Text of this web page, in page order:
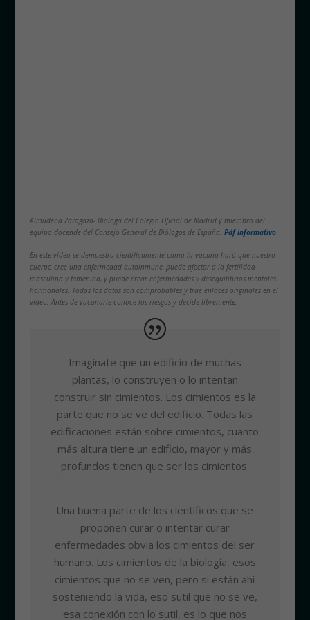
Almudena Zaragoza- Biologa del Colegio Oficial de Madrid y miembro del
equipo docende del Consejo General de Biólogos de España. Pdf informativo
En este vídeo se demuestra cientificamente como la vacuna hará que nuestro
cuerpo cree una enfermedad autoinmune, puede afectar a la fertilidad
masculina y femenina, y puede crear enfermedades y desequilibrios mentales
hormonales. Todos los datos son comprobables y trae enlaces originales en el
vídeo. Antes de vacunarte conoce los riesgos y decide libremente.
Imagínate que un edificio de muchas
plantas, lo construyen o lo intentan
construir sin cimientos. Los cimientos es la
parte que no se ve del edificio. Todas las
edificaciones están sobre cimientos, cuanto
más altura tiene un edificio, mayor y más
profundos tienen que ser los cimientos.
Una buena parte de los científicos que se
proponen curar o intentar curar
enfermedades obvia los cimientos del ser
humano. Los cimientos de la biología, esos
cimientos que no se ven, pero si están ahí
sosteniendo la vida, eso sutil que no se ve,
esa conexión con lo sutil, es lo que nos